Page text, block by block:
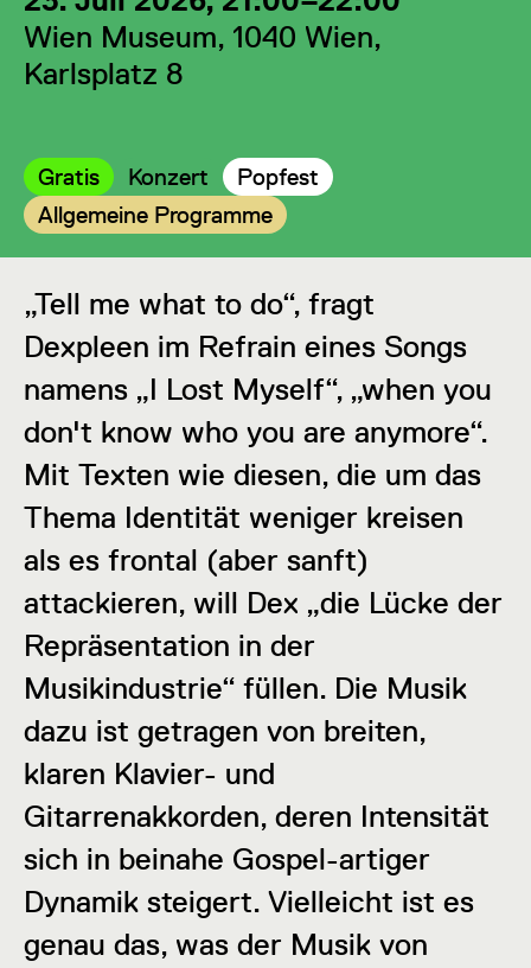
Wien Museum, 1040 Wien,
Karlsplatz 8
Kategorie:
Gratis Kategorie:
Konzert Kategorie:
Popfest
Kategorie:
Allgemeine Programme
„Tell me what to do“, fragt
Dexpleen im Refrain eines Songs
namens „I Lost Myself“, „when you
don't know who you are anymore“.
Mit Texten wie diesen, die um das
Thema Identität weniger kreisen
als es frontal (aber sanft)
attackieren, will Dex „die Lücke der
Repräsentation in der
Musikindustrie“ füllen. Die Musik
dazu ist getragen von breiten,
klaren Klavier- und
Gitarrenakkorden, deren Intensität
sich in beinahe Gospel-artiger
Dynamik steigert. Vielleicht ist es
genau das, was der Musik von